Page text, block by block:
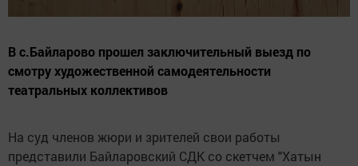
В с.Байларово прошел заключительный выезд по
смотру художественной самодеятельности
театральных коллективов
На суд членов жюри и зрителей свои работы
представили Байларовский СДК со скетчем "Хатын